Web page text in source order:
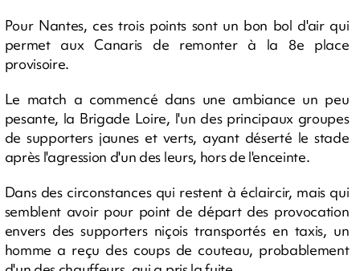
Pour Nantes, ces trois points sont un bon bol d'air qui
permet aux Canaris de remonter à la 8e place
provisoire.
Le match a commencé dans une ambiance un peu
pesante, la Brigade Loire, l'un des principaux groupes
de supporters jaunes et verts, ayant déserté le stade
après l'agression d'un des leurs, hors de l'enceinte.
Dans des circonstances qui restent à éclaircir, mais qui
semblent avoir pour point de départ des provocation
envers des supporters niçois transportés en taxis, un
homme a reçu des coups de couteau, probablement